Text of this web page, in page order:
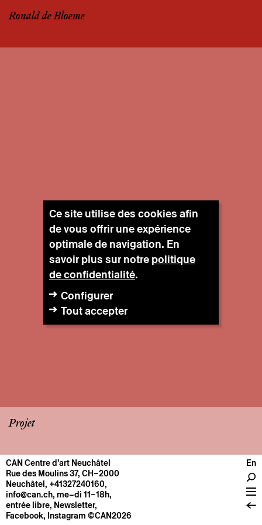
Ronald de Bloeme
Projet
CENTRE
Infos pratiques
Fonctionnement
À propos
CAN Centre d’art Neuchâtel
Rue des Moulins 37, CH–2000
Neuchâtel, +41327240160,
info@can.ch, me–di 11–18h,
entrée libre, Newsletter,
Facebook, Instagram ©CAN2026
En
Ce site utilise des cookies afin
de vous offrir une expérience
optimale de navigation. En
savoir plus sur notre politique
de confidentialité.
Configurer
Tout accepter